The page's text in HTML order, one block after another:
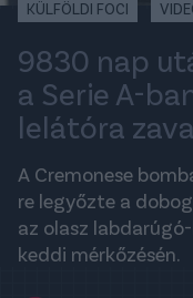
KÜLFÖLDI FOCI
9830 nap
a Serie A-
lelátóra
A Cremonese
re legyőzte a
az olasz
keddi mérkőzésén.